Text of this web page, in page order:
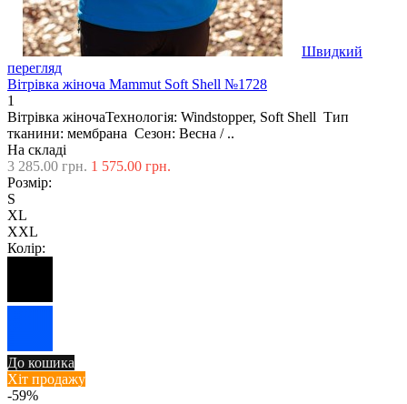
Швидкий
перегляд
Вітрівка жіноча Mаmmut Soft Shell №1728
1
Вітрівка жіночаТехнологія: Windstopper, Soft Shell Тип
тканини: мембрана Сезон: Весна / ..
На складі
3 285.00 грн. 1 575.00 грн.
Розмір:
S
XL
XXL
Колір:
До кошика
Хіт продажу
-59%